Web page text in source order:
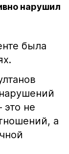
нарушил
была
не
а